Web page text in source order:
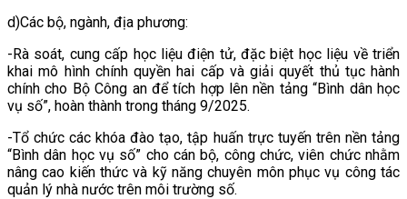
d)Các bộ, ngành, địa phương:
-Rà soát, cung cấp học liệu điện tử, đặc biệt học liệu về triển
khai mô hình chính quyền hai cấp và giải quyết thủ tục hành
chính cho Bộ Công an để tích hợp lên nền tảng “Bình dân học
vụ số”, hoàn thành trong tháng 9/2025.
-Tổ chức các khóa đào tạo, tập huấn trực tuyến trên nền tảng
“Bình dân học vụ số” cho cán bộ, công chức, viên chức nhằm
nâng cao kiến thức và kỹ năng chuyên môn phục vụ công tác
quản lý nhà nước trên môi trường số.